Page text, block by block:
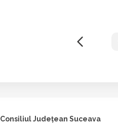
Consiliul Judeţean Suceava